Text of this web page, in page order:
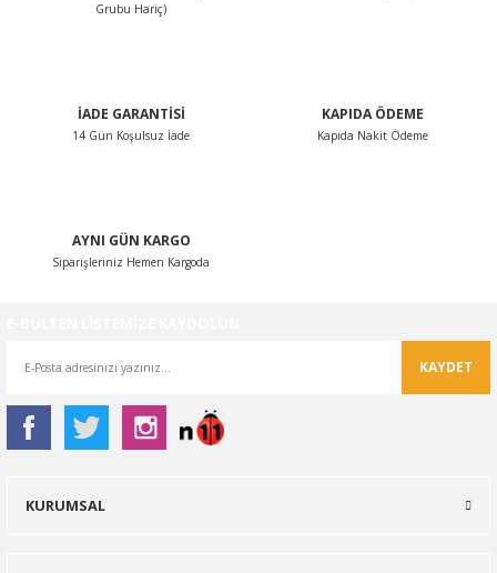
Grubu Hariç)
İADE GARANTİSİ
14 Gün Koşulsuz İade
KAPIDA ÖDEME
Kapıda Nakit Ödeme
AYNI GÜN KARGO
Siparişleriniz Hemen Kargoda
KAYDET
KURUMSAL